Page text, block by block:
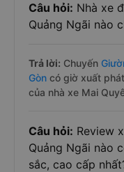
Câu hỏi: Nhà xe
Quảng Ngãi nào
Trả lời: Chuyến
Gòn có giờ xuất
của nhà xe Mai
Câu hỏi: Review
Quảng Ngãi nào
sắc, cao cấp